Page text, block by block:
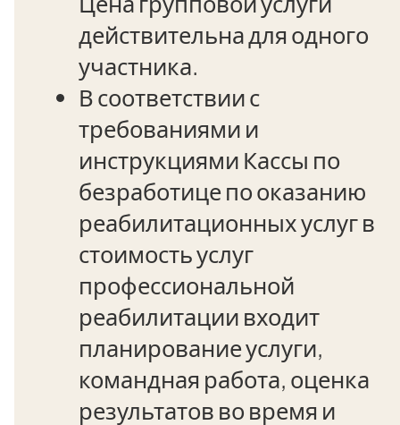
действительна для одного
участника.
В соответствии с
требованиями и
инструкциями Кассы по
безработице по оказанию
реабилитационных услуг в
стоимость услуг
профессиональной
реабилитации входит
планирование услуги,
командная работа, оценка
результатов во время и